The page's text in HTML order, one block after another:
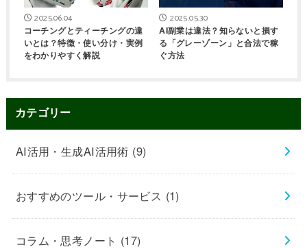
2025.06.04
コーチングとティーチングの違
いとは？特徴・使い分け・実例
をわかりやすく解説
2025.05.30
AI副業は違法？知らないと損す
る「グレーゾーン」と合法で稼
ぐ方法
カテゴリー
AI活用・生成AI活用術 (9)
おすすめのツール・サービス (1)
コラム・思考ノート (17)